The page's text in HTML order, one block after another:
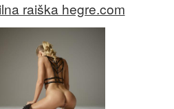
raiška hegre.com